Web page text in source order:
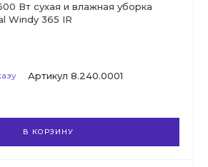
Вт сухая и влажная уборка
Windy 365 IR
Артикул 8.240.0001
В КОРЗИНУ